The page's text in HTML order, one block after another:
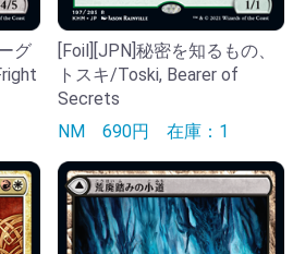
グ
[Foil][JPN]秘密を知るもの、
トスキ/Toski, Bearer of
Secrets
NM 690円 在庫：1